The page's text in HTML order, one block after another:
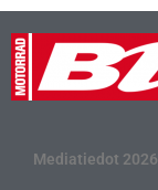
Mediatiedot 2026